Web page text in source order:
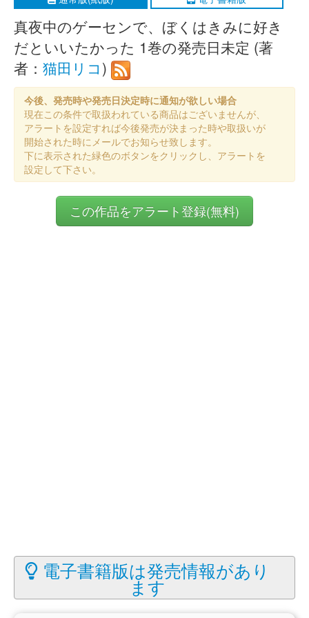
真夜中のゲーセンで、ぼくはきみに好き
だといいたかった 1巻の発売日未定 (著
者： 猫田リコ )
今後、発売時や発売日決定時に通知が欲しい場合
現在この条件で取扱われている商品はございませんが、
アラートを設定すれば今後発売が決まった時や取扱いが
開始された時にメールでお知らせ致します。
下に表示された緑色のボタンをクリックし、アラートを
設定して下さい。
この作品をアラート登録(無料)
電子書籍版は発売情報があり
ます